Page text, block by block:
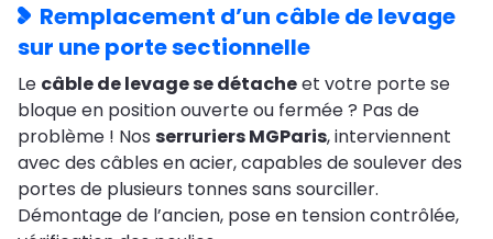
Remplacement d’un câble de levage
sur une porte sectionnelle
Le câble de levage se détacheet votre porte se
bloque en position ouverte ou fermée ? Pas de
problème ! Nos serruriers MGParis, interviennent
avec des câbles en acier, capables de soulever des
portes de plusieurs tonnes sans sourciller.
Démontage de l’ancien, pose en tension contrôlée,